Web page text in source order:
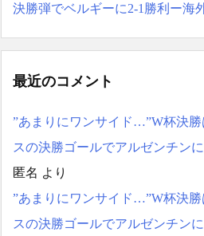
ら帰れ!」
NEW!
本の医療従事者の倫理観の
ぐりこ NEW!
本の医療従事者の倫理観の
高さに海外が超感動 - どん
ぐりこ NEW!
海外「日本の科学者が猫
の寿命を2倍に上げる注射剤
を開発。これこそノーベル
ャパン NEW!
決勝弾でベルギーに2-1勝利ー海
最近のコメント
”あまりにワンサイド…”W杯決
スの決勝ゴールでアルゼンチン
匿名 より
”あまりにワンサイド…”W杯決
スの決勝ゴールでアルゼンチン